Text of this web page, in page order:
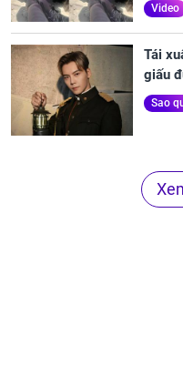
Video
Tái
giấu
Sao